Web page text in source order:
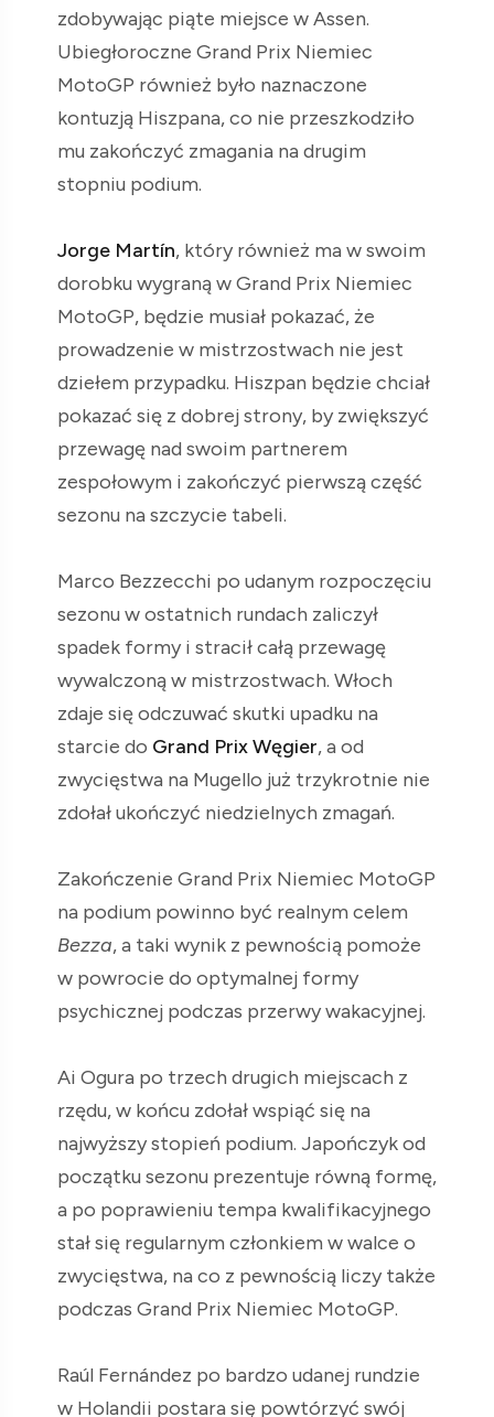
zdobywając piąte miejsce w Assen.
Ubiegłoroczne Grand Prix Niemiec
MotoGP również było naznaczone
kontuzją Hiszpana, co nie przeszkodziło
mu zakończyć zmagania na drugim
stopniu podium.
Jorge Martín, który również ma w swoim
dorobku wygraną w Grand Prix Niemiec
MotoGP, będzie musiał pokazać, że
prowadzenie w mistrzostwach nie jest
dziełem przypadku. Hiszpan będzie chciał
pokazać się z dobrej strony, by zwiększyć
przewagę nad swoim partnerem
zespołowym i zakończyć pierwszą część
sezonu na szczycie tabeli.
Marco Bezzecchi po udanym rozpoczęciu
sezonu w ostatnich rundach zaliczył
spadek formy i stracił całą przewagę
wywalczoną w mistrzostwach. Włoch
zdaje się odczuwać skutki upadku na
starcie do Grand Prix Węgier, a od
zwycięstwa na Mugello już trzykrotnie nie
zdołał ukończyć niedzielnych zmagań.
Zakończenie Grand Prix Niemiec MotoGP
na podium powinno być realnym celem
Bezza, a taki wynik z pewnością pomoże
w powrocie do optymalnej formy
psychicznej podczas przerwy wakacyjnej.
Ai Ogura po trzech drugich miejscach z
rzędu, w końcu zdołał wspiąć się na
najwyższy stopień podium. Japończyk od
początku sezonu prezentuje równą formę,
a po poprawieniu tempa kwalifikacyjnego
stał się regularnym członkiem w walce o
zwycięstwa, na co z pewnością liczy także
podczas Grand Prix Niemiec MotoGP.
Raúl Fernández po bardzo udanej rundzie
w Holandii postara się powtórzyć swój